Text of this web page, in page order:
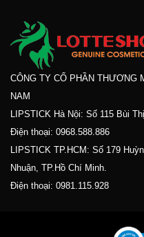
CÔNG TY CỔ PHẦN THƯƠNG
NAM
LIPSTICK Hà Nội: Số 115 Bùi
Điện thoại: 0968.588.886
LIPSTICK TP.HCM: Số 179
Nhuận, TP.Hồ Chí Minh.
Điện thoại: 0981.115.928